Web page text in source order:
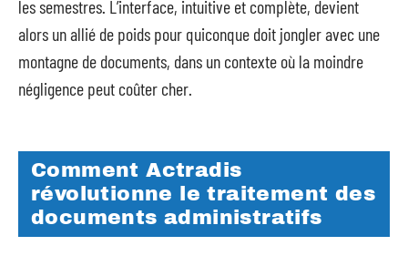
les semestres. L’interface, intuitive et complète, devient
alors un allié de poids pour quiconque doit jongler avec une
montagne de documents, dans un contexte où la moindre
négligence peut coûter cher.
Comment Actradis
révolutionne le traitement des
documents administratifs